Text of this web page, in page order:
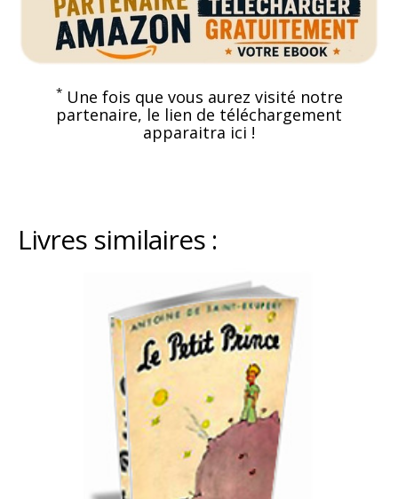
*Une fois que vous aurez visité notre
partenaire, le lien de téléchargement
apparaitra ici !
Livres similaires :